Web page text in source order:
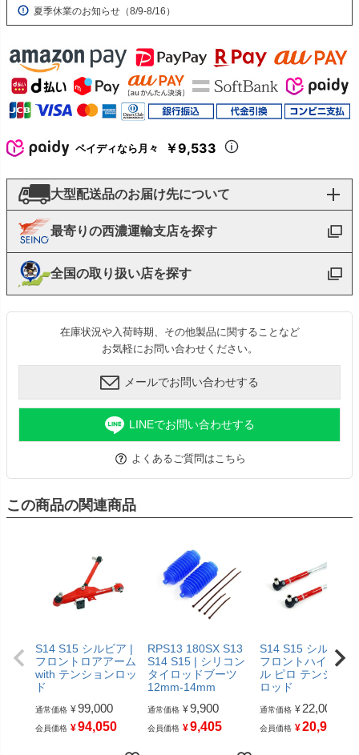
夏季休業のお知らせ（8/9-8/16）
ペイディなら月々 ￥9,533
大型配送品のお届け先について
最寄りの西濃運輸支店を探す
全国の取り扱い店を探す
在庫状況や入荷時期、その他製品に関することなど
お気軽にお問い合わせください。
メールでお問い合わせする
LINEでお問い合わせする
よくあるご質問はこちら
この商品の関連商品
S14 S15 シルビア |
フロントロアアーム
with テンションロッ
ド
通常価格 ¥99,000
会員価格 ¥94,050
RPS13 180SX S13
S14 S15 | シリコン
タイロッドブーツ
12mm-14mm
通常価格 ¥9,900
会員価格 ¥9,405
S14 S15 シルビア |
フロントハイアン
ル ピロ テンション
ロッド
通常価格 ¥ 22,000
会員価格 ¥20,900